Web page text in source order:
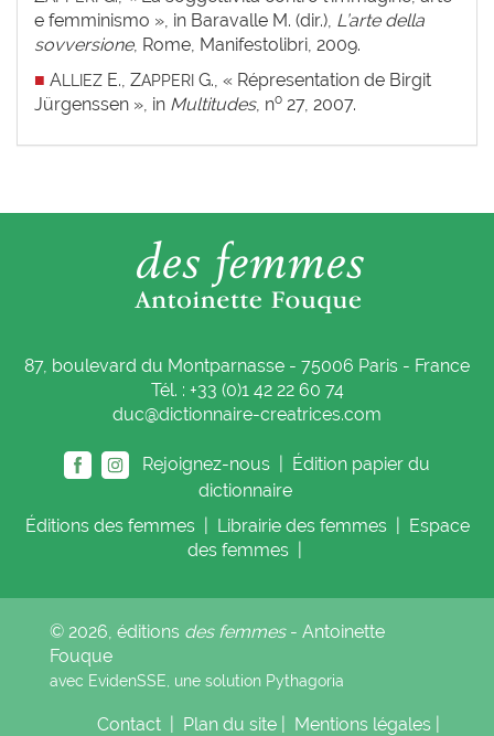
e femminismo », in Baravalle M. (dir.), L’arte della
sovversione, Rome, Manifestolibri, 2009.
■ ALLIEZ E., ZAPPERI G., « Répresentation de Birgit
Jürgenssen », in Multitudes, no 27, 2007.
87, boulevard du Montparnasse - 75006 Paris - France
Tél. : +33 (0)1 42 22 60 74
duc@dictionnaire-creatrices.com
Rejoignez-nous |
Édition papier du
dictionnaire
Éditions des femmes Librairie des femmes
Espace
des femmes
© 2026, éditions des femmes- Antoinette
Fouque
avec EvidenSSE, une solution Pythagoria
Contact Plan du site Mentions légales